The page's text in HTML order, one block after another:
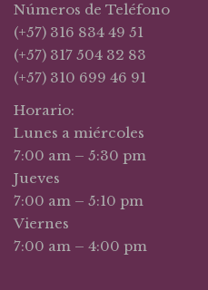
Números de Teléfono
(+57) 316 834 49 51
(+57) 317 504 32 83
(+57) 310 699 46 91
Horario:
Lunes a miércoles
7:00 am – 5:30 pm
Jueves
7:00 am – 5:10 pm
Viernes
7:00 am – 4:00 pm